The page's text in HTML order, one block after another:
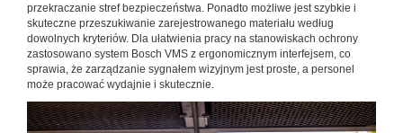
przekraczanie stref bezpieczeństwa. Ponadto możliwe jest szybkie i
skuteczne przeszukiwanie zarejestrowanego materiału według
dowolnych kryteriów. Dla ułatwienia pracy na stanowiskach ochrony
zastosowano system Bosch VMS z ergonomicznym interfejsem, co
sprawia, że zarządzanie sygnałem wizyjnym jest proste, a personel
może pracować wydajnie i skutecznie.